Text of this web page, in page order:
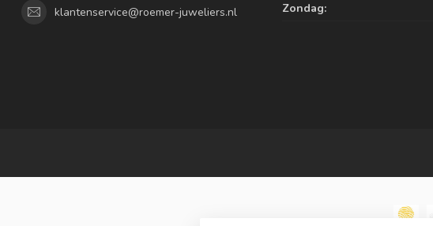
klantenservice@roemer-juweliers.nl
Zondag: